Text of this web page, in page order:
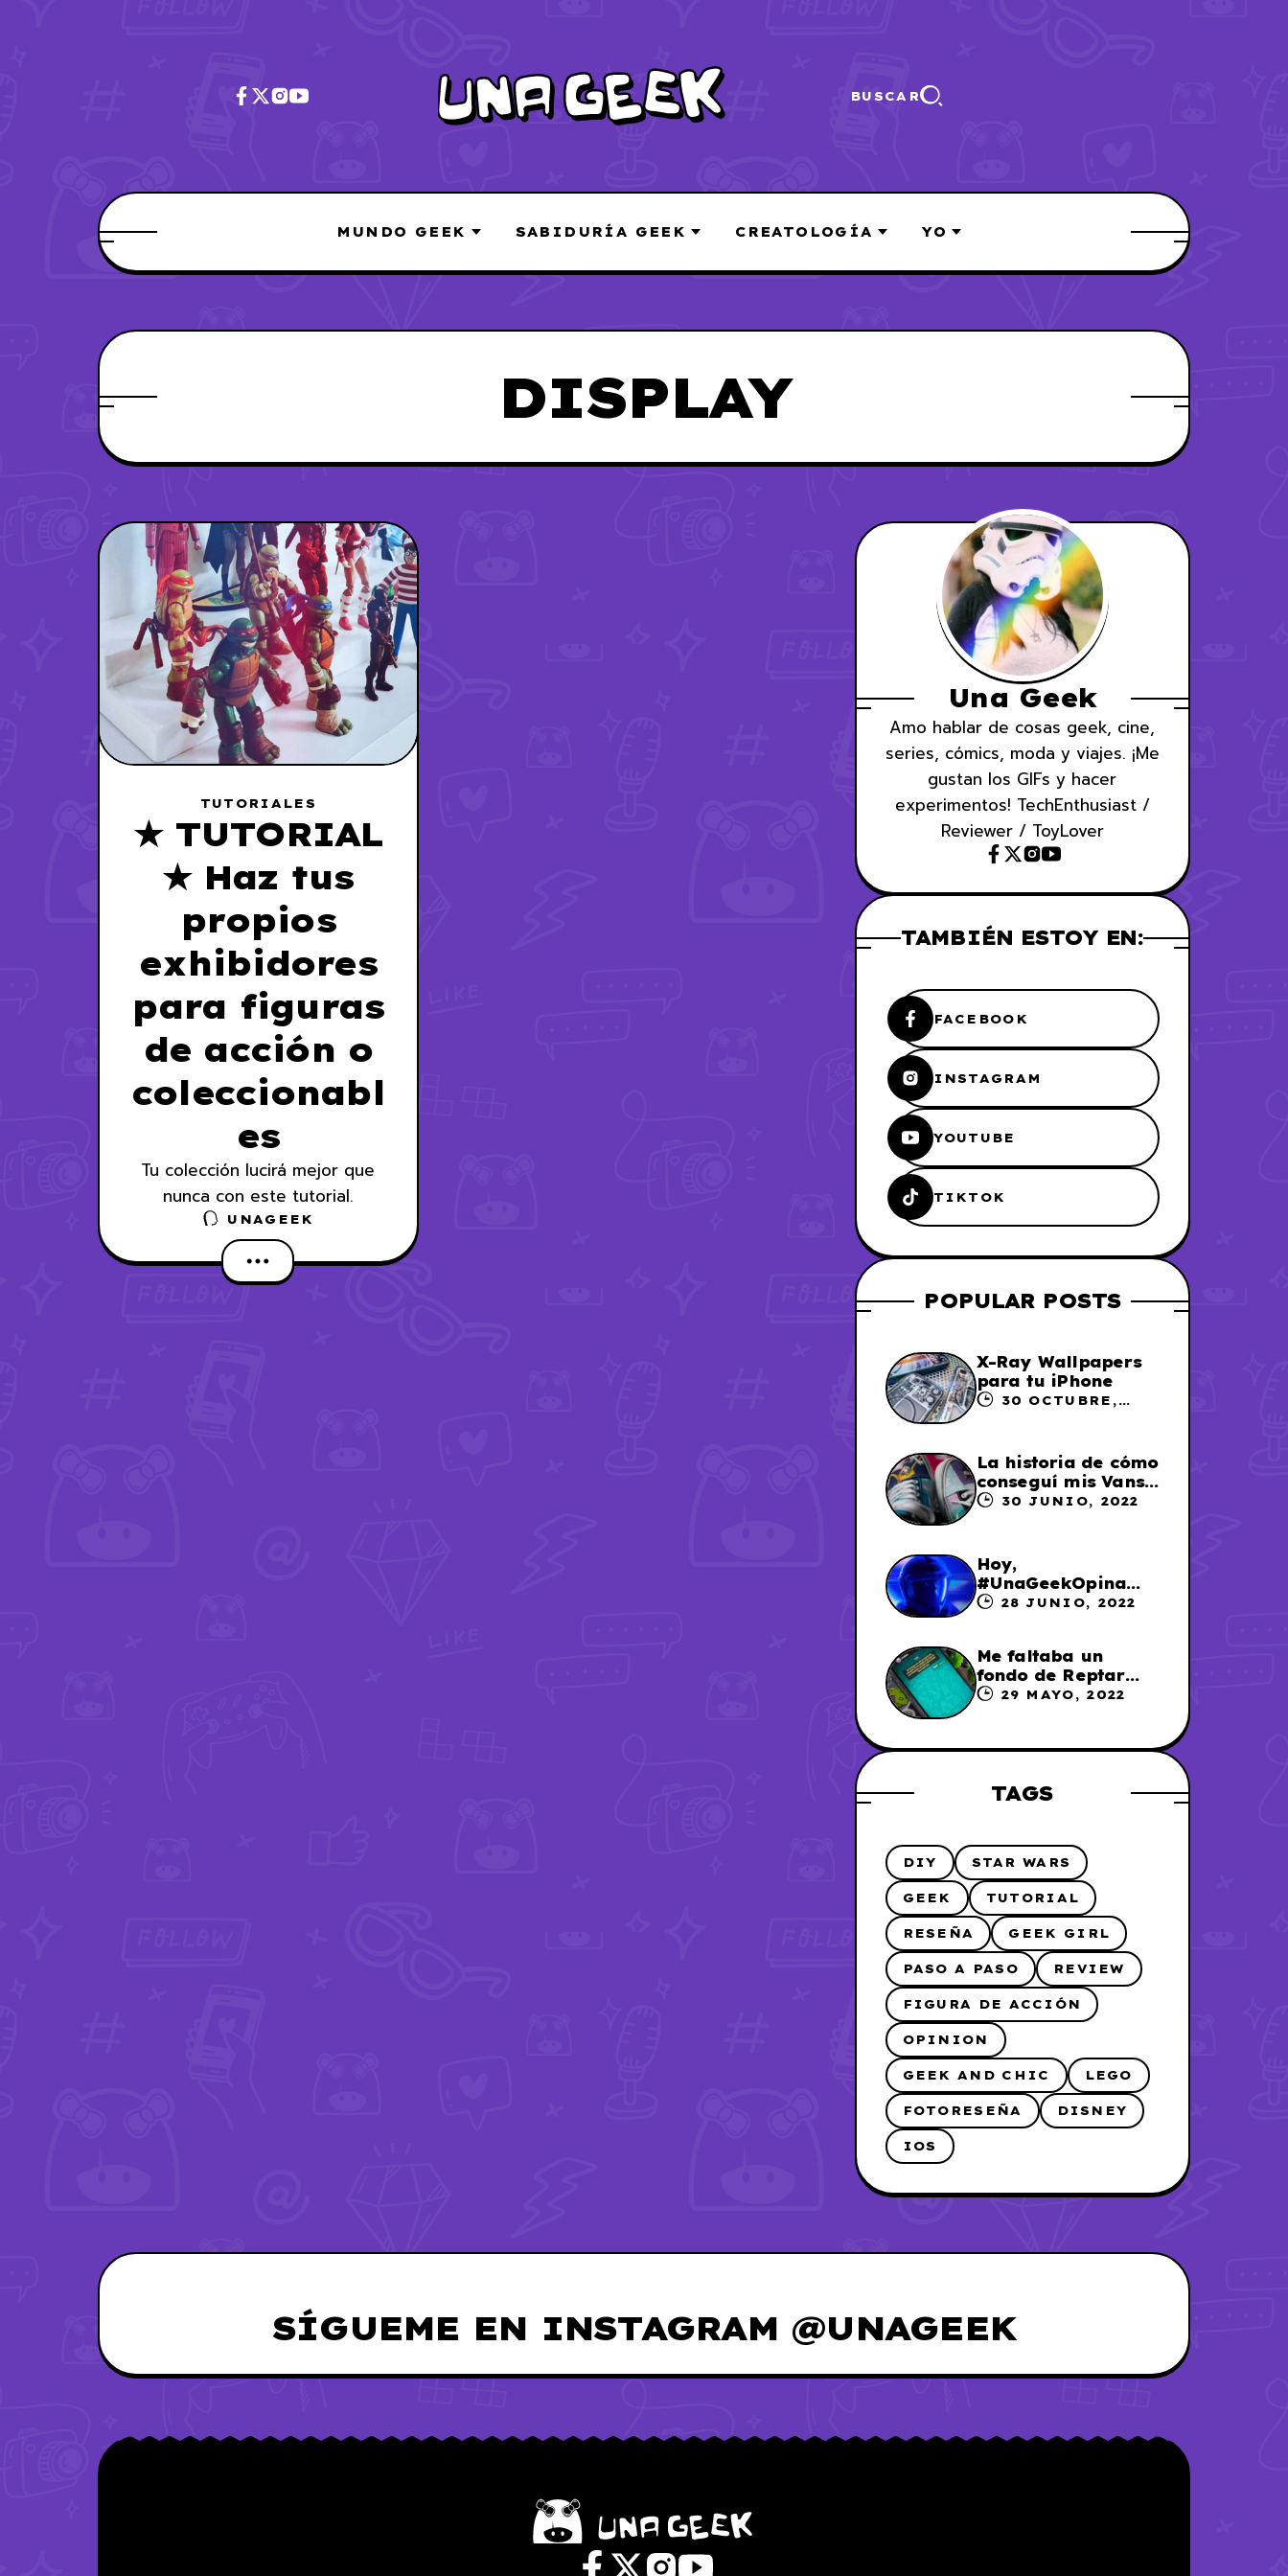
BUSCAR
MUNDO GEEK SABIDURÍA GEEK CREATOLOGÍA YO
DISPLAY
TUTORIALES
★ TUTORIAL
★ Haz tus
propios
exhibidores
para figuras
de acción o
coleccionabl
es
Tu colección lucirá mejor que
nunca con este tutorial.
UNAGEEK
Una Geek
Amo hablar de cosas geek, cine,
series, cómics, moda y viajes. ¡Me
gustan los GIFs y hacer
experimentos! TechEnthusiast /
Reviewer / ToyLover
TAMBIÉN ESTOY EN:
FACEBOOK
INSTAGRAM
YOUTUBE
TIKTOK
POPULAR POSTS
X-Ray Wallpapers
para tu iPhone
30 OCTUBRE,
La historia de cómo
conseguí mis Vans
X Sailor Moon
30 JUNIO, 2022
Hoy,
#UnaGeekOpina
sobre «Lightyear»
28 JUNIO, 2022
Me faltaba un
fondo de Reptar
para los chats en
29 MAYO, 2022
TAGS
DIY STAR WARS
GEEK TUTORIAL
RESEÑA GEEK GIRL
PASO A PASO REVIEW
FIGURA DE ACCIÓN
OPINION
GEEK AND CHIC LEGO
FOTORESEÑA DISNEY
IOS
SÍGUEME EN INSTAGRAM @UNAGEEK